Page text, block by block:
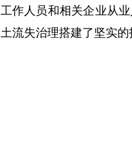
工作人员和相关企业从
土流失治理搭建了坚实的